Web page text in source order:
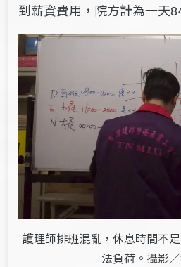
到薪資費用，院方計為一天8
護理師排班混亂，休息時間不
法負荷。攝影